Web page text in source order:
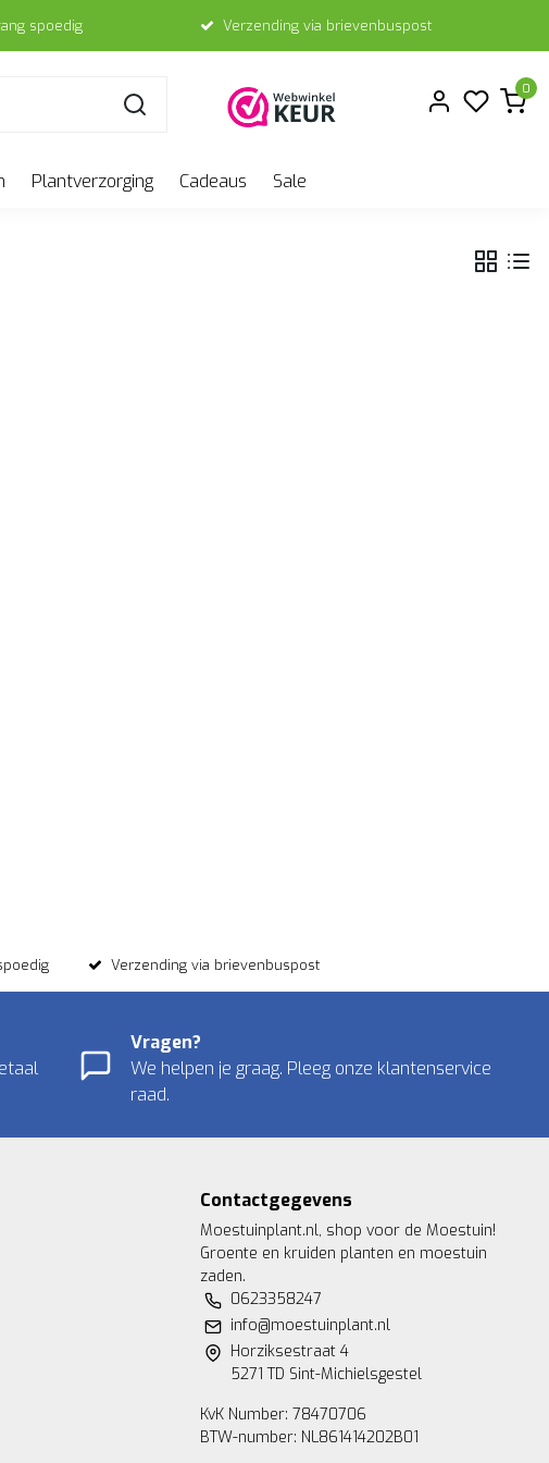
spoedig Verzending via brievenbuspost
0
Plantverzorging Cadeaus Sale
Verzending via brievenbuspost
Vragen?
We helpen je graag. Pleeg onze klantenservice
raad.
Contactgegevens
Moestuinplant.nl, shop voor de Moestuin!
Groente en kruiden planten en moestuin
zaden.
0623358247
info@moestuinplant.nl
Horziksestraat 4
5271 TD Sint-Michielsgestel
KvK Number: 78470706
BTW-number: NL861414202B01